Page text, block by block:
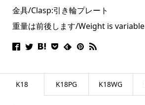
金具/Clasp:引き輪プレート
重量は前後します/Weight is variable
K18 K18PG K18WG